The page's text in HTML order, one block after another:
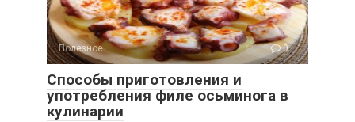
Полезное 0
Способы приготовления и
употребления филе осьминога в
кулинарии